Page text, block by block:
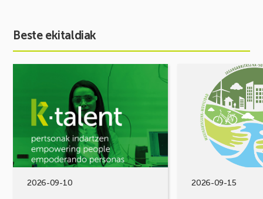
Beste ekitaldiak
2026-09-10
STEAM
Zientzia
eta
teknologiarako
bokazioa
2026-09-15
MUGIKORTASUN
FOROA
Partekatu
erronkak,
irtenbideak!